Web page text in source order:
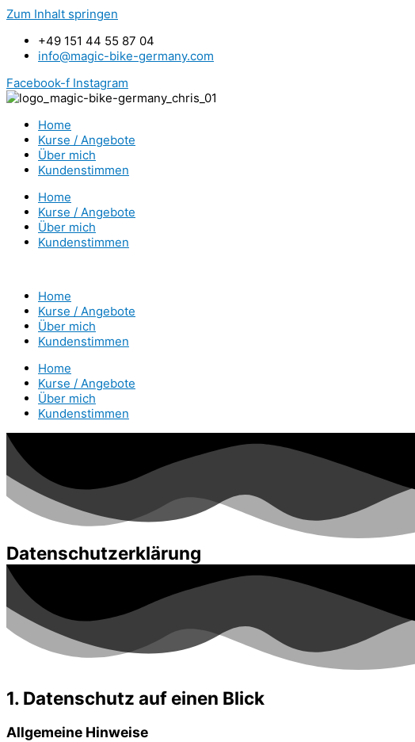
Zum Inhalt springen
+49 151 44 55 87 04
info@magic-bike-germany.com
Facebook-f Instagram
Home
Kurse / Angebote
Über mich
Kundenstimmen
Home
Kurse / Angebote
Über mich
Kundenstimmen
Home
Kurse / Angebote
Über mich
Kundenstimmen
Home
Kurse / Angebote
Über mich
Kundenstimmen
Datenschutzerklärung
1. Datenschutz auf einen Blick
Allgemeine Hinweise